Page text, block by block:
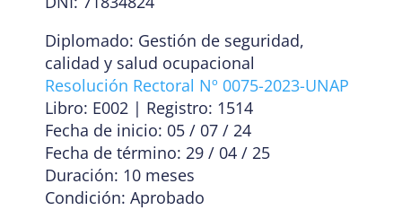
Diplomado: Gestión de seguridad,
calidad y salud ocupacional
Resolución Rectoral Nº 0075-2023-UNAP
Libro: E002 | Registro: 1514
Fecha de inicio: 05 / 07 / 24
Fecha de término: 29 / 04 / 25
Duración: 10 meses
Condición: Aprobado